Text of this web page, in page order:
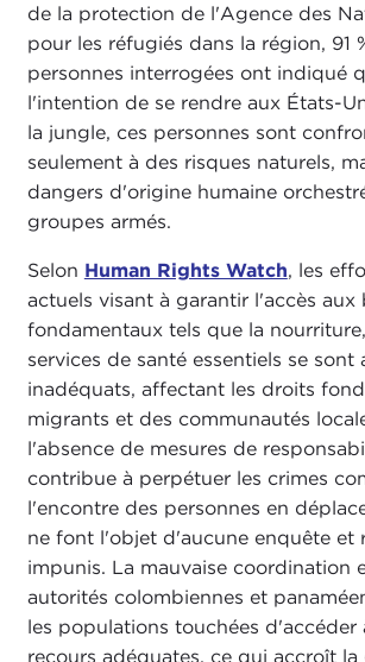
de la protection de l'Agence des
pour les réfugiés dans la région, 91
personnes interrogées ont indiqué
l'intention de se rendre aux États-
la jungle, ces personnes sont
seulement à des risques naturels,
dangers d'origine humaine
groupes armés.
Selon Human Rights Watch, les
actuels visant à garantir l'accès aux
fondamentaux tels que la
services de santé essentiels se sont
inadéquats, affectant les droits
migrants et des communautés
l'absence de mesures de
contribue à perpétuer les crimes
l'encontre des personnes en
ne font l'objet d'aucune enquête et
impunis. La mauvaise coordination
autorités colombiennes et
les populations touchées d'accéder
recours adéquates, ce qui accroît la